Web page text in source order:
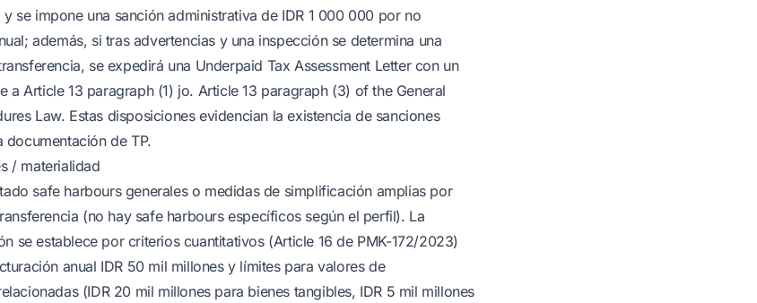
se impone una sanción administrativa de IDR 1 000 000 por no
además, si tras advertencias y una inspección se determina una
se expedirá una Underpaid Tax Assessment Letter con un
a Article 13 paragraph (1) jo. Article 13 paragraph (3) of the General
Law. Estas disposiciones evidencian la existencia de sanciones
de TP.
/ materialidad
safe harbours generales o medidas de simplificación amplias por
(no hay safe harbours específicos según el perfil). La
se establece por criterios cuantitativos (Article 16 de PMK-172/2023)
anual IDR 50 mil millones y límites para valores de
(IDR 20 mil millones para bienes tangibles, IDR 5 mil millones